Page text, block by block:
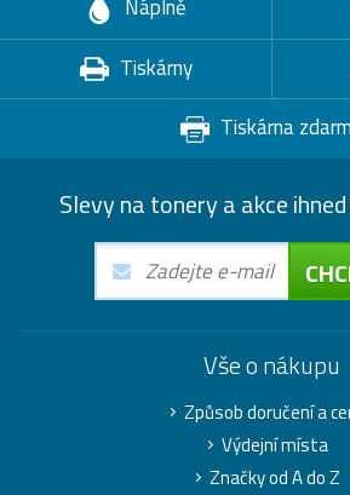
Náplně
Tiskárny
Tiskárna
Slevy na tonery a akce
Vše o nákupu
Způsob doručení a
Výdejní místa
Značky od A do Z